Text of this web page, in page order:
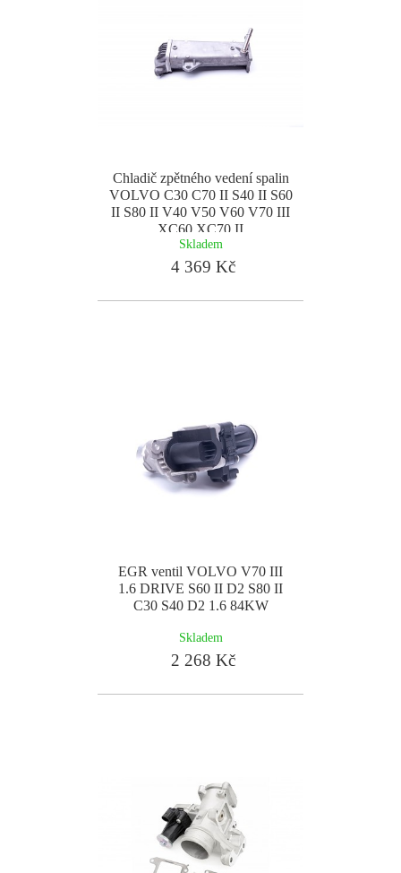
Chladič zpětného vedení spalin
VOLVO C30 C70 II S40 II S60
II S80 II V40 V50 V60 V70 III
XC60 XC70 II
Skladem
4 369 Kč
EGR ventil VOLVO V70 III
1.6 DRIVE S60 II D2 S80 II
C30 S40 D2 1.6 84KW
Skladem
2 268 Kč